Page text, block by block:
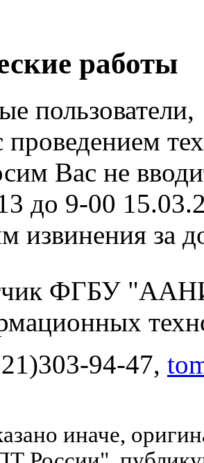
работы
пользователи,
проведением
Вас не
до 9-00
извинения за
ФГБУ
94-47,
иначе,